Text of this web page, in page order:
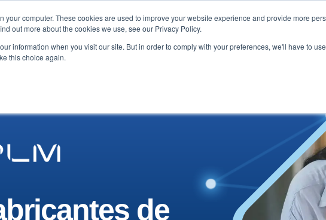
your computer. These cookies are used to improve your website experience and provide more
out more about the cookies we use, see our Privacy Policy.
information when you visit our site. But in order to comply with your preferences, we'll have to
this choice again.
Testimonios Blogs y noticias Sobre nosotros
de